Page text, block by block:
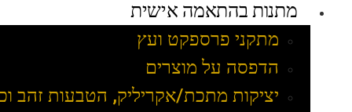
מתנות בהתאמה אישית
מתקני פרספקט ועץ
הדפסה על מוצרים
יציקות מתכת/אקריליק, הטבעות זהב